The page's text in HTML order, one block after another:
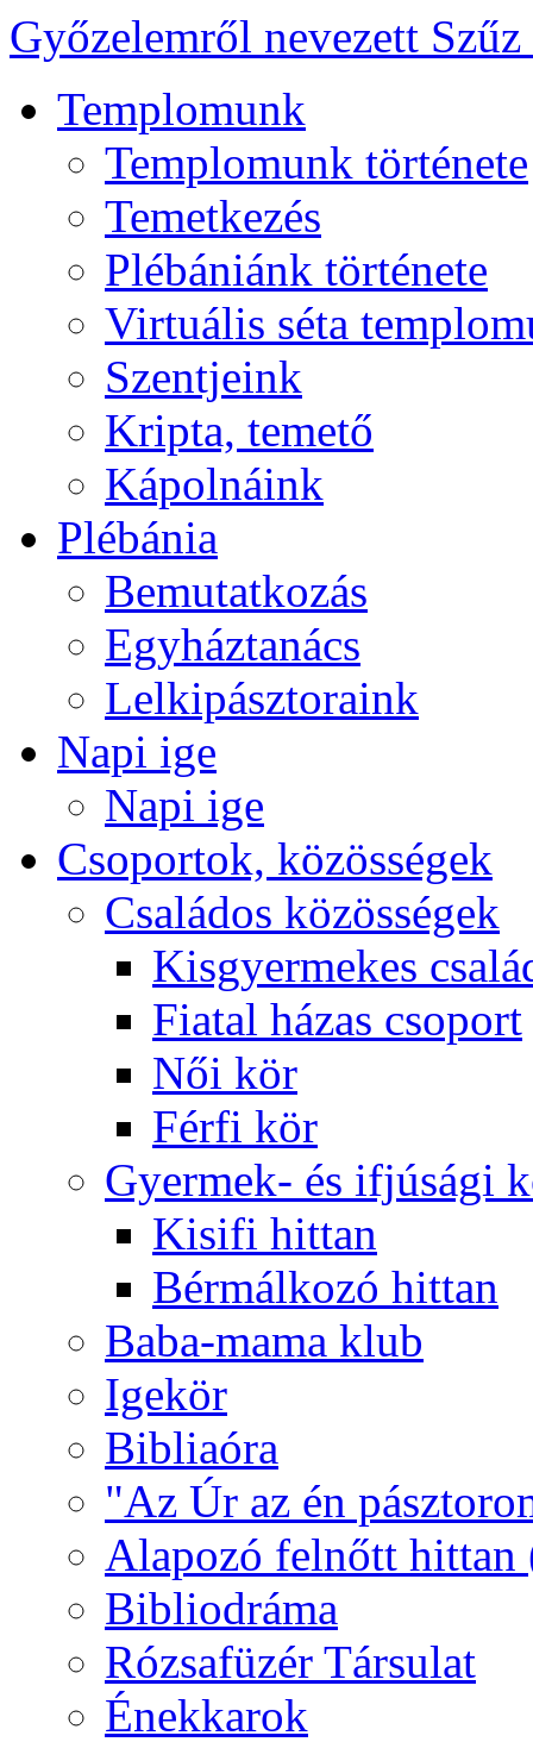
Győzelemről nevezett
Templomunk
Templomunk története
Temetkezés
Plébániánk története
Virtuális séta
Szentjeink
Kripta, temető
Kápolnáink
Plébánia
Bemutatkozás
Egyháztanács
Lelkipásztoraink
Napi ige
Napi ige
Csoportok, közösségek
Családos közösségek
Kisgyermekes
Fiatal házas csoport
Női kör
Férfi kör
Gyermek- és ifjúsági
Kisifi hittan
Bérmálkozó hittan
Baba-mama klub
Igekör
Bibliaóra
"Az Úr az én
Alapozó felnőtt hittan
Bibliodráma
Rózsafüzér Társulat
Énekkarok